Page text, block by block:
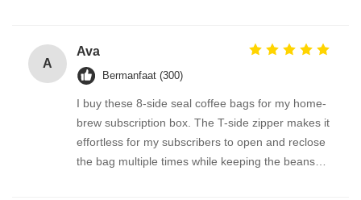
for organizing small items around the kitchen.
A
Ava
Bermanfaat (300)
I buy these 8-side seal coffee bags for my home-
brew subscription box. The T-side zipper makes it
effortless for my subscribers to open and reclose
the bag multiple times while keeping the beans